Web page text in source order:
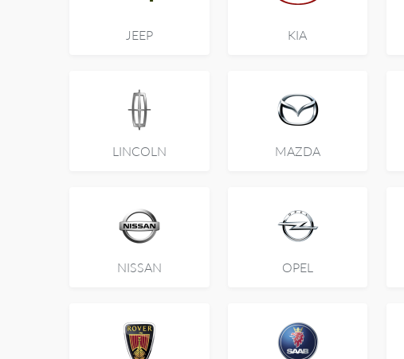
JEEP KIA
LINCOLN MAZDA
NISSAN OPEL